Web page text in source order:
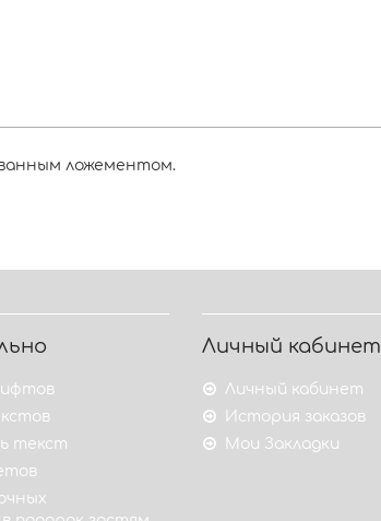
ложементом.
текст
Личный кабинет
Личный кабинет
История заказов
Мои Закладки